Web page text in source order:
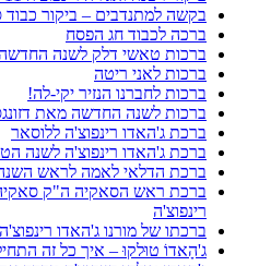
בקשה למתנדבים – ביקור כבוד
ברכה לכבוד חג הפסח
ברכות טאשי דלק לשנה
ברכות לאני ריטה
ברכות לחברנו הנזיר יקי-לה!
ברכות לשנה החדשה מאת
ברכת ג'האדו רינפוצ'ה ללוסאר
ברכת ג'האדו רינפוצ'ה לשנה
ברכת הדלאי לאמה לראש
ברכת ראש הסאקיה ה"ק סאקיה
רינפוצ'ה
ברכתו של מורנו ג'האדו
ג'הָאדוֹ טוּלקוּ – איך כל זה